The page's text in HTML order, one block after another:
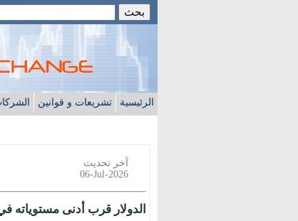
الرئيسية تشريعات و قوانين
آخر تحديث
06-Jul-2026
الدولار قرب أدنى مستوياته